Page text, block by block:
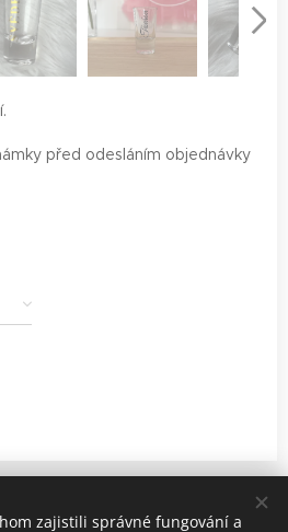
před odesláním objednávky
Všechna práva vyhrazena
zajistili správné fungování a